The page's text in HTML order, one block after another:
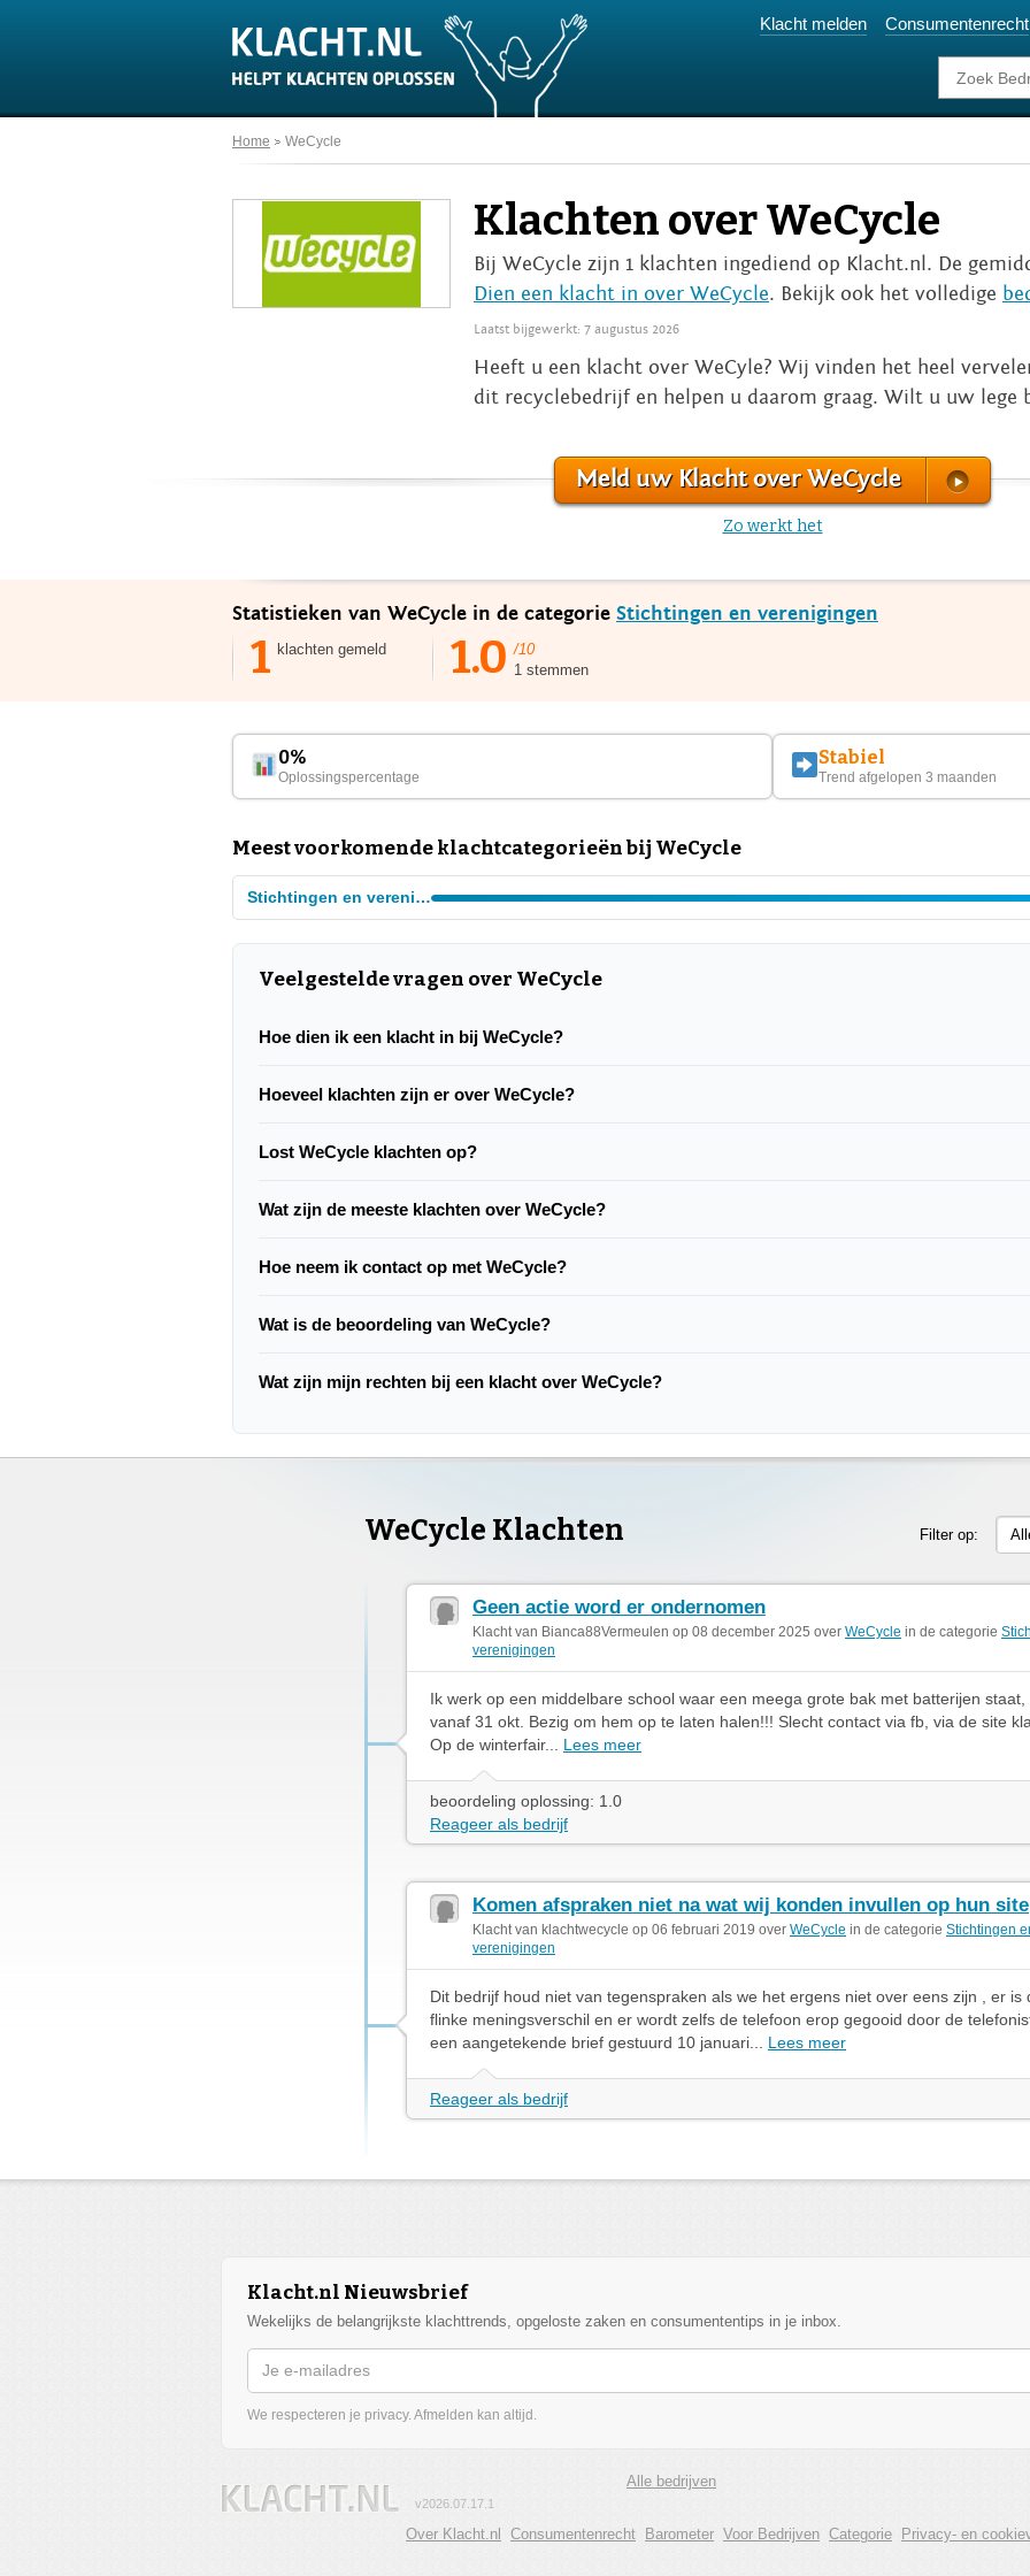
Klacht melden Consumentenrecht
Home WeCycle
Klachten over WeCycle
Bij WeCycle zijn 1 klachten ingediend op Klacht.nl. De
Dien een klacht in over WeCycle. Bekijk ook het volledige
Laatst bijgewerkt: 7 augustus 2026
Heeft u een klacht over WeCyle? Wij vinden het heel
dit recyclebedrijf en helpen u daarom graag. Wilt u uw
Meld uw Klacht over WeCycle
Zo werkt het
Statistieken van WeCycle in de categorie Stichtingen en verenigingen
1 klachten gemeld 1.0 /10
1 stemmen
0%
Oplossingspercentage
Stabiel
Trend afgelopen 3 maanden
Meest voorkomende klachtcategorieën bij WeCycle
Stichtingen en verenigingen
Veelgestelde vragen over WeCycle
Hoe dien ik een klacht in bij WeCycle?
Hoeveel klachten zijn er over WeCycle?
Lost WeCycle klachten op?
Wat zijn de meeste klachten over WeCycle?
Hoe neem ik contact op met WeCycle?
Wat is de beoordeling van WeCycle?
Wat zijn mijn rechten bij een klacht over WeCycle?
WeCycle Klachten Filter op:
Geen actie word er ondernomen
Klacht van Bianca88Vermeulen op 08 december 2025 over WeCycle in de categorie
verenigingen
Ik werk op een middelbare school waar een meega grote bak met batterijen staat,
vanaf 31 okt. Bezig om hem op te laten halen!!! Slecht contact via fb, via de site
Op de winterfair... Lees meer
beoordeling oplossing: 1.0
Reageer als bedrijf
Komen afspraken niet na wat wij konden invullen op hun site
Klacht van klachtwecycle op 06 februari 2019 over WeCycle in de categorie Stichtingen
verenigingen
Dit bedrijf houd niet van tegenspraken als we het ergens niet over eens zijn , er is
flinke meningsverschil en er wordt zelfs de telefoon erop gegooid door de
een aangetekende brief gestuurd 10 januari... Lees meer
Reageer als bedrijf
Klacht.nl Nieuwsbrief
Wekelijks de belangrijkste klachttrends, opgeloste zaken en consumententips in je inbox.
We respecteren je privacy. Afmelden kan altijd.
Alle bedrijven
v2026.07.17.1
Over Klacht.nl Consumentenrecht Barometer Voor Bedrijven Categorie Privacy- en